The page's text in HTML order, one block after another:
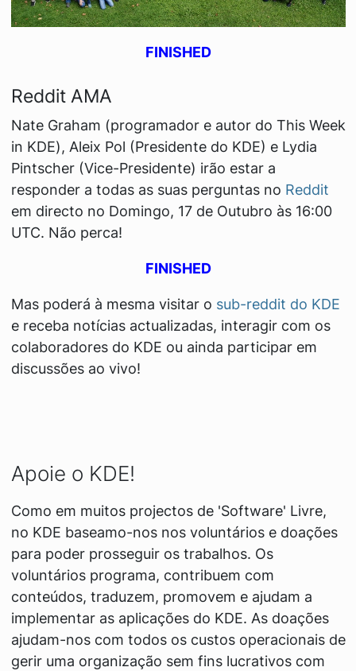
FINISHED
Reddit AMA
Nate Graham (programador e autor do This Week
in KDE), Aleix Pol (Presidente do KDE) e Lydia
Pintscher (Vice-Presidente) irão estar a
responder a todas as suas perguntas no Reddit
em directo no Domingo, 17 de Outubro às 16:00
UTC. Não perca!
FINISHED
Mas poderá à mesma visitar o sub-reddit do KDE
e receba notícias actualizadas, interagir com os
colaboradores do KDE ou ainda participar em
discussões ao vivo!
Apoie o KDE!
Como em muitos projectos de 'Software' Livre,
no KDE baseamo-nos nos voluntários e doações
para poder prosseguir os trabalhos. Os
voluntários programa, contribuem com
conteúdos, traduzem, promovem e ajudam a
implementar as aplicações do KDE. As doações
ajudam-nos com todos os custos operacionais de
gerir uma organização sem fins lucrativos com